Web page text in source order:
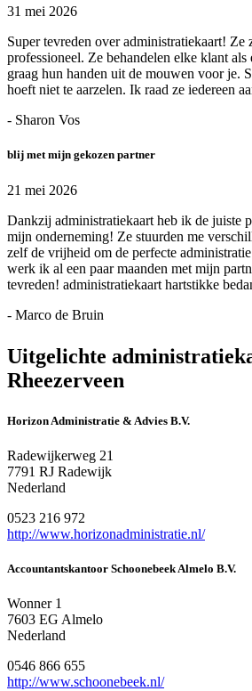
31 mei 2026
Super tevreden over administratiekaart! Ze
professioneel. Ze behandelen elke klant
graag hun handen uit de mouwen voor je.
hoeft niet te aarzelen. Ik raad ze iedereen
- Sharon Vos
blij met mijn gekozen partner
21 mei 2026
Dankzij administratiekaart heb ik de juiste
mijn onderneming! Ze stuurden me
zelf de vrijheid om de perfecte
werk ik al een paar maanden met mijn
tevreden! administratiekaart hartstikke
- Marco de Bruin
Uitgelichte
Rheezerveen
Horizon Administratie & Advies B.V.
Radewijkerweg 21
7791 RJ Radewijk
Nederland
0523 216 972
http://www.horizonadministratie.nl/
Accountantskantoor Schoonebeek Almelo B.V.
Wonner 1
7603 EG Almelo
Nederland
0546 866 655
http://www.schoonebeek.nl/